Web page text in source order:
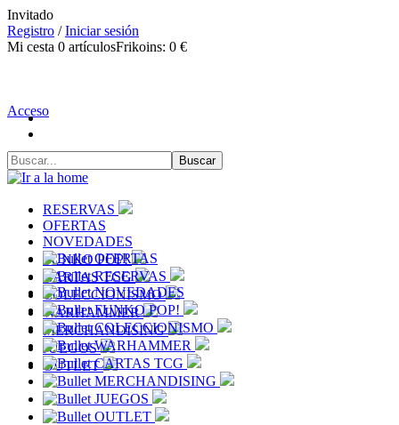
Invitado
Registro /Iniciar sesión
Mi cesta 0 artículosFrikoins: 0 €
Acceso
RESERVAS
OFERTAS
NOVEDADES
FUNKO POP!
CARTAS TCG
COLECCIONISMO
WARHAMMER
MERCHANDISING
JUEGOS
OUTLET
OFERTAS
RESERVAS
NOVEDADES
FUNKO POP!
COLECCIONISMO
WARHAMMER
CARTAS TCG
MERCHANDISING
JUEGOS
OUTLET